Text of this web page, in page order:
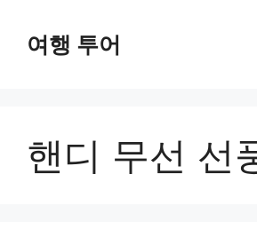
여행 투어
핸디 무선 선